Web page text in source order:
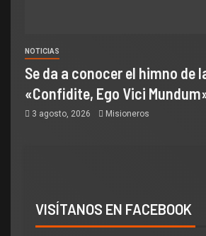
NOTICIAS
Se da a conocer el himno de
«Confidite, Ego Vici
3 agosto, 2026 Misioneros
VISÍTANOS EN FACEBOOK